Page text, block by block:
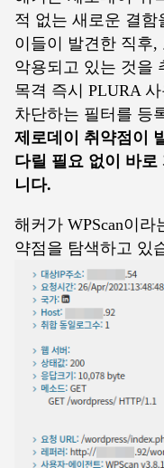
적 없는 새로운 결
이들이 발견한 직후,
악용되고 있는 것을
목격 즉시 PLURA
차단하는 필터를 등
제로데이 취약점이
다릴 필요 없이 바
니다.
해커가 WPScan이라
약점을 탐색하고 있